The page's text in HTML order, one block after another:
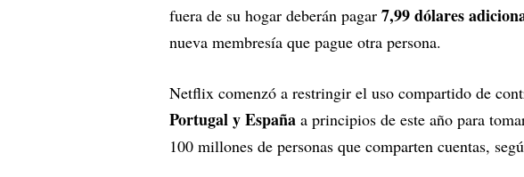
fuera de su hogar deberán pagar 7,99 dólares
nueva membresía que pague otra persona.
Netflix comenzó a restringir el uso compartido de
Portugal y España a principios de este año para
100 millones de personas que comparten cuentas,